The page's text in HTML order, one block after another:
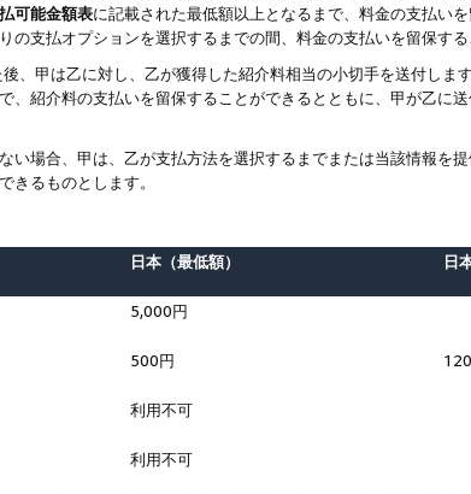
可能金額表に記載された最低額以上となるまで、料金の支払い
支払オプションを選択するまでの間、料金の支払いを留保する
甲は乙に対し、乙が獲得した紹介料相当の小切手を送付しま
、紹介料の支払いを留保することができるとともに、甲が乙に
場合、甲は、乙が支払方法を選択するまでまたは当該情報を
きるものとします。
日本（最低額） 日
5,000円
500円
利用不可
利用不可